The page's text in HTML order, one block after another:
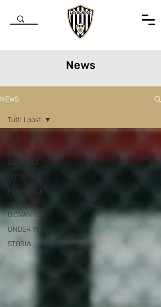
News
NEWS
Tutti i post
PRIMA
SQUADRA
SOCIETA'
FEMMINILE
SETTORE
GIOVANILE
UNDER 19
STORIA
Tutti i post